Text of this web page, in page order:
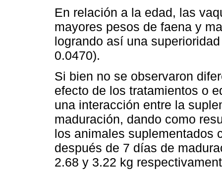
En relación a la edad, las
mayores pesos de faena y
logrando así una
0.0470).
Si bien no se observaron
efecto de los tratamientos o
una interacción entre la
maduración, dando como
los animales suplementados
después de 7 días de
2.68 y 3.22 kg